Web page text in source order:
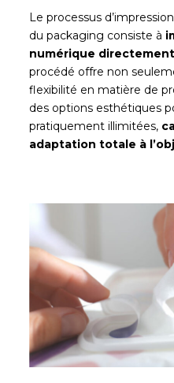
Le processus
du packaging consiste à
numérique directement
procédé offre non
flexibilité en matière de
des options esthétiques
pratiquement illimitées,
adaptation totale à